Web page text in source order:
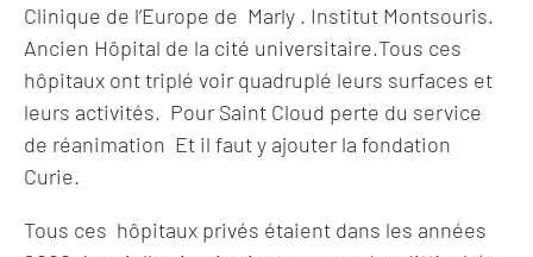
Clinique de l’Europe de Marly . Institut Montsouris.
Ancien Hôpital de la cité universitaire.Tous ces
hôpitaux ont triplé voir quadruplé leurs surfaces et
leurs activités. Pour Saint Cloud perte du service
de réanimation Et il faut y ajouter la fondation
Curie.
Tous ces hôpitaux privés étaient dans les années